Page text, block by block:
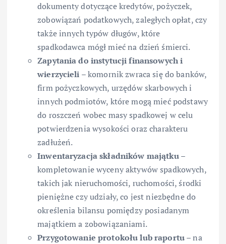
dokumenty dotyczące kredytów, pożyczek,
zobowiązań podatkowych, zaległych opłat, czy
także innych typów długów, które
spadkodawca mógł mieć na dzień śmierci.
Zapytania do instytucji finansowych i
wierzycieli – komornik zwraca się do banków,
firm pożyczkowych, urzędów skarbowych i
innych podmiotów, które mogą mieć podstawy
do roszczeń wobec masy spadkowej w celu
potwierdzenia wysokości oraz charakteru
zadłużeń.
Inwentaryzacja składników majątku–
kompletowanie wyceny aktywów spadkowych,
takich jak nieruchomości, ruchomości, środki
pieniężne czy udziały, co jest niezbędne do
określenia bilansu pomiędzy posiadanym
majątkiem a zobowiązaniami.
Przygotowanie protokołu lub raportu– na